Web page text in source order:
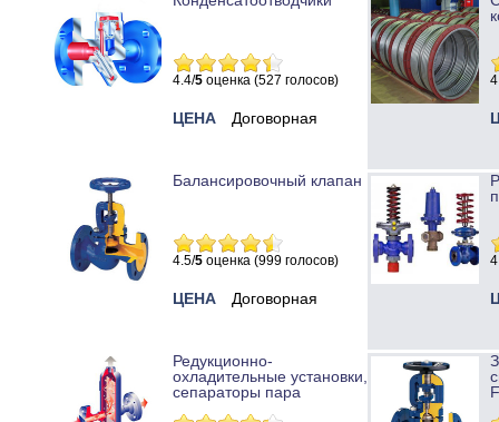
4.4/5 оценка (527 голосов)
ЦЕНА Договорная
Балансировочный клапан
4.5/5 оценка (999 голосов)
ЦЕНА Договорная
Редукционно-
охладительные установки,
сепараторы пара